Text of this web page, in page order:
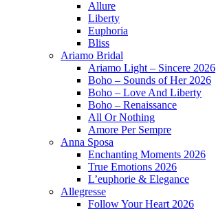
Allure
Liberty
Euphoria
Bliss
Ariamo Bridal
Ariamo Light – Sincere 2026
Boho – Sounds of Her 2026
Boho – Love And Liberty
Boho – Renaissance
All Or Nothing
Amore Per Sempre
Anna Sposa
Enchanting Moments 2026
True Emotions 2026
L’euphorie & Elegance
Allegresse
Follow Your Heart 2026